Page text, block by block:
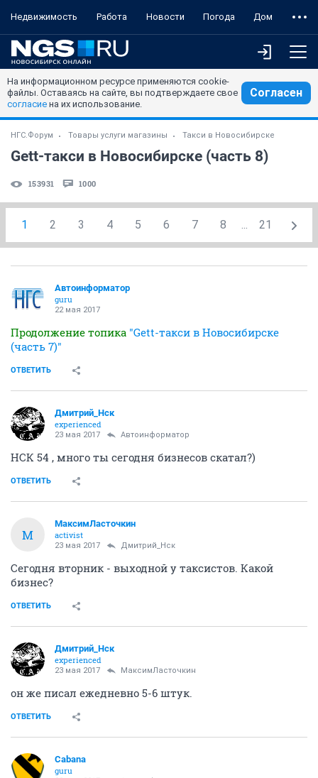
Недвижимость Работа Новости Погода Дом
На информационном ресурсе применяются cookie-
файлы. Оставаясь на сайте, вы подтверждаете свое
согласие на их использование.
Согласен
НГС.Форум Товары услуги магазины Такси в Новосибирске
Gett-такси в Новосибирске (часть 8)
153931 1000
1 2 3 4 5 6 7 8 ... 21
Автоинформатор
guru
22 мая 2017
Продолжение топика "Gett-такси в Новосибирске
(часть 7)"
ОТВЕТИТЬ
Дмитрий_Нск
experienced
23 мая 2017 Автоинформатор
НСК 54 , много ты сегодня бизнесов скатал?)
ОТВЕТИТЬ
М
МаксимЛасточкин
activist
23 мая 2017 Дмитрий_Нск
Сегодня вторник - выходной у таксистов. Какой
бизнес?
ОТВЕТИТЬ
Дмитрий_Нск
experienced
23 мая 2017 МаксимЛасточкин
он же писал ежедневно 5-6 штук.
ОТВЕТИТЬ
Cabana
guru